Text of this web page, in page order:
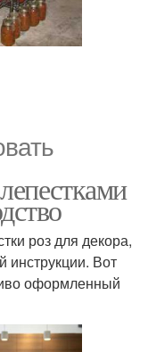
роз для декора,
инструкции. Вот
оформленный